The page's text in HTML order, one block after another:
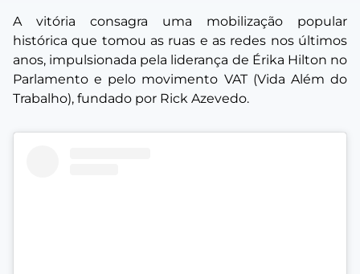
A vitória consagra uma mobilização popular
histórica que tomou as ruas e as redes nos últimos
anos, impulsionada pela liderança de Érika Hilton no
Parlamento e pelo movimento VAT (Vida Além do
Trabalho), fundado por Rick Azevedo.